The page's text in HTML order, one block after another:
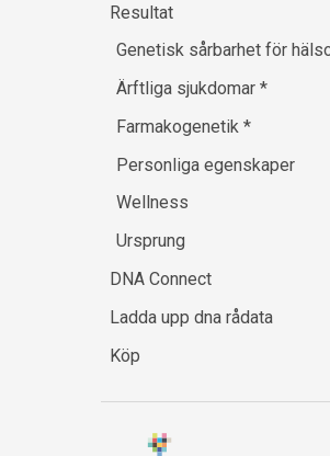
Resultat
Genetisk sårbarhet för
Ärftliga sjukdomar *
Farmakogenetik *
Personliga egenskaper
Wellness
Ursprung
DNA Connect
Ladda upp dna rådata
Köp